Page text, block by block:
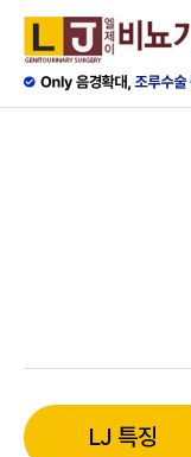
LJ 특징